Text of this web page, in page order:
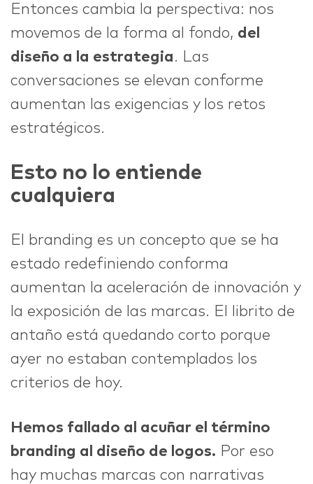
Entonces cambia la perspectiva: nos
movemos de la forma al fondo, del
diseño a la estrategia. Las
conversaciones se elevan conforme
aumentan las exigencias y los retos
estratégicos.
Esto no lo entiende
cualquiera
El branding es un concepto que se ha
estado redefiniendo conforma
aumentan la aceleración de innovación y
la exposición de las marcas. El librito de
antaño está quedando corto porque
ayer no estaban contemplados los
criterios de hoy.
Hemos fallado al acuñar el término
branding al diseño de logos. Por eso
hay muchas marcas con narrativas